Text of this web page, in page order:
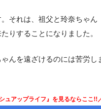
それは、祖父と玲奈ちゃ
りすることになりました。
んを遠ざけるのには苦労
ュアップライフ』を見るならここ!!